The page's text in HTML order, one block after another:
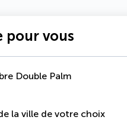
pour vous
Double Palm
la ville de votre choix